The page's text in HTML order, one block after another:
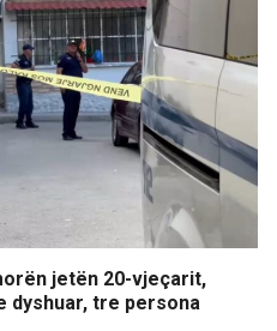
jetën 20-vjeçarit,
dyshuar, tre persona